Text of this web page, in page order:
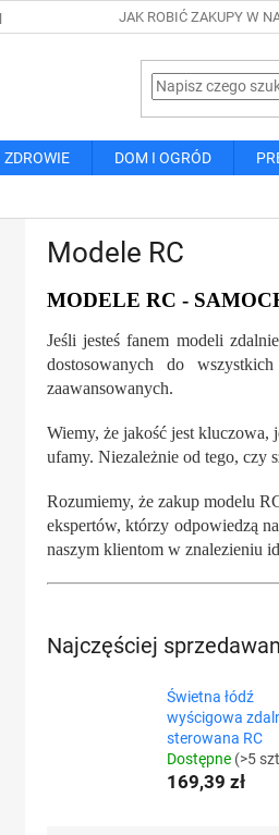
JAK ROBIĆ ZAKUPY W
ZDROWIE DOM I OGRÓD
Modele RC
MODELE RC -
Jeśli jesteś fanem modeli
dostosowanych do
zaawansowanych.
Wiemy, że jakość jest
ufamy. Niezależnie od tego, czy
Rozumiemy, że zakup modelu
ekspertów, którzy odpowiedzą
naszym klientom w znalezieniu
Najczęściej
Świetna łódź
wyścigowa
sterowana RC
Dostępne (>5
169,39 zł